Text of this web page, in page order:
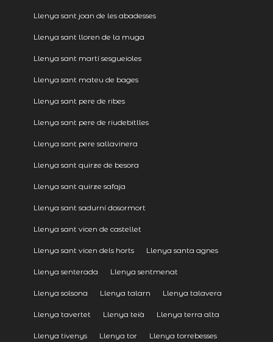
Llenya sant joan de les abadesses
Llenya sant lloren de la muga
Llenya sant martí sesgueioles
Llenya sant mateu de bages
Llenya sant pere de ribes
Llenya sant pere de riudebitlles
Llenya sant pere sallavinera
Llenya sant quirze de besora
Llenya sant quirze safaja
Llenya sant sadurní dosormort
Llenya sant vicen de castellet
Llenya sant vicen dels horts Llenya santa agnes
Llenya senterada Llenya sentmenat
Llenya solsona Llenya talarn Llenya talavera
Llenya tavertet Llenya teià Llenya terra alta
Llenya tivenys Llenya tor Llenya torrebesses